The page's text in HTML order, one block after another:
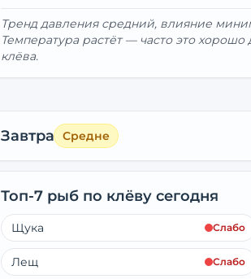
Тренд давления средний, влияние
Температура растёт — часто это хорошо
клёва.
Завтра Средне
Топ-7 рыб по клёву сегодня
Щука Слабо
Лещ Слабо